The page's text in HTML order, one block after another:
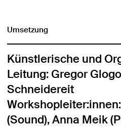
Umsetzung
Künstlerische und
Leitung: Gregor
Schneidereit
(Sound), Anna Meik